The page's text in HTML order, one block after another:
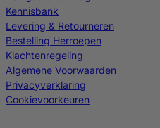
Kennisbank
Levering & Retourneren
Bestelling Herroepen
Klachtenregeling
Algemene Voorwaarden
Privacyverklaring
Cookievoorkeuren